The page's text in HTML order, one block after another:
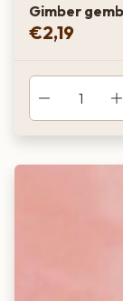
Gimber
€2,19